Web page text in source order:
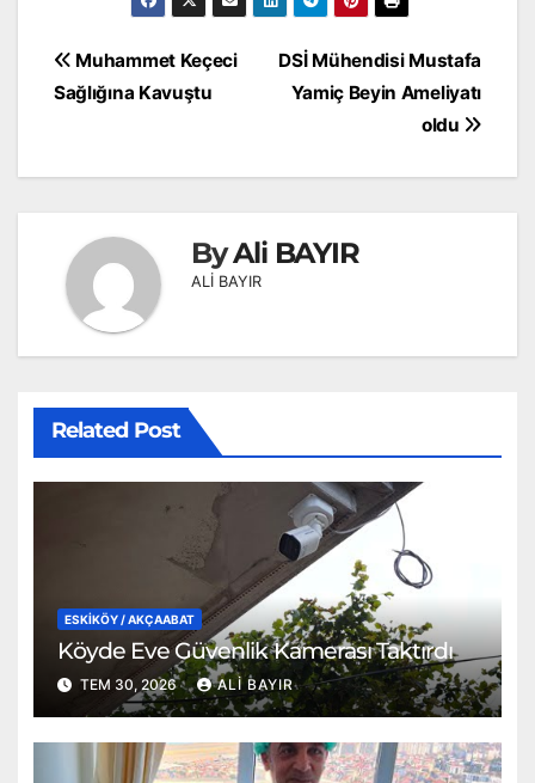
Yazı
gezinmesi
DSİ Mühendisi Mustafa
Yamiç Beyin Ameliyatı
oldu
Muhammet Keçeci
Sağlığına Kavuştu
ByAli BAYIR
ALİ BAYIR
Related Post
ESKİKÖY / AKÇAABAT
Köyde Eve Güvenlik Kamerası Taktırdı
TEM 30, 2026 ALI BAYIR